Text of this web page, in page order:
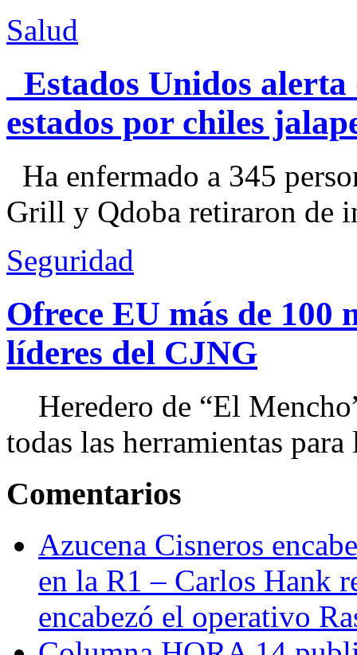
Salud
Estados Unidos alerta
estados por chiles
Ha enfermado a 345
Grill y Qdoba retiraron de
Seguridad
Ofrece EU más de 100
líderes del CJNG
Heredero de “El
todas las herramientas
Comentarios
Azucena Cisneros
en la R1 – Carlos Hank
encabezó el operativo